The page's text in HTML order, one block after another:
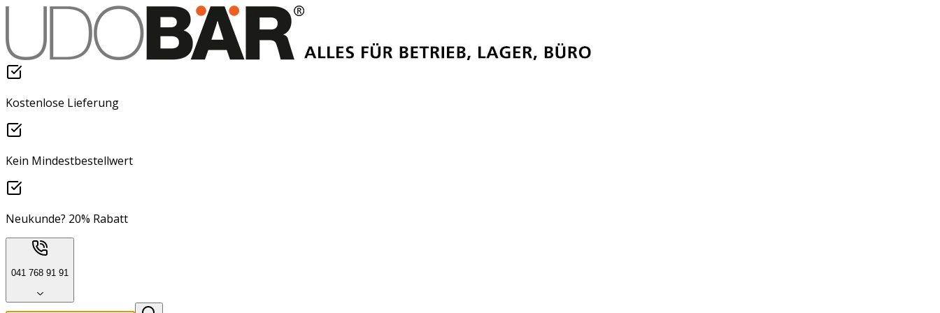
Kostenlose Lieferung
Kein Mindestbestellwert
Neukunde? 20% Rabatt
041 768 91 91